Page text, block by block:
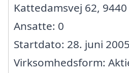
Kattedamsvej 62,
Ansatte: 0
Startdato: 28. juni
Virksomhedsform: